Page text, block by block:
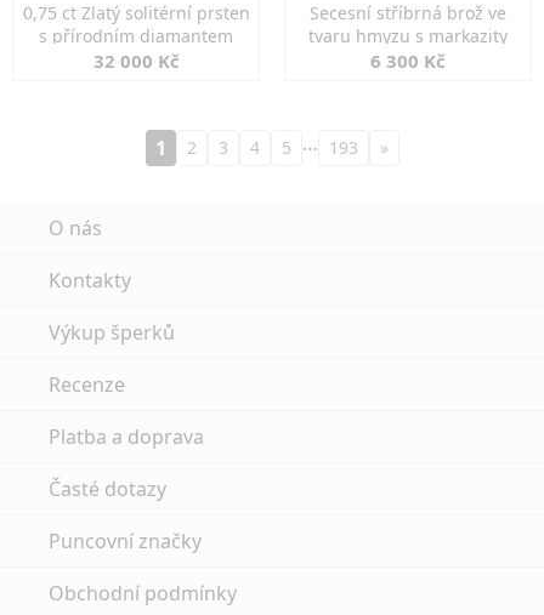
0,75 ct Zlatý solitérní prsten
s přírodním diamantem
32 000 Kč
Secesní stříbrná brož ve
tvaru hmyzu s markazity
6 300 Kč
1 2 3 4 5 … 193 »
O nás
Kontakty
Výkup šperků
Recenze
Platba a doprava
Časté dotazy
Puncovní značky
Obchodní podmínky